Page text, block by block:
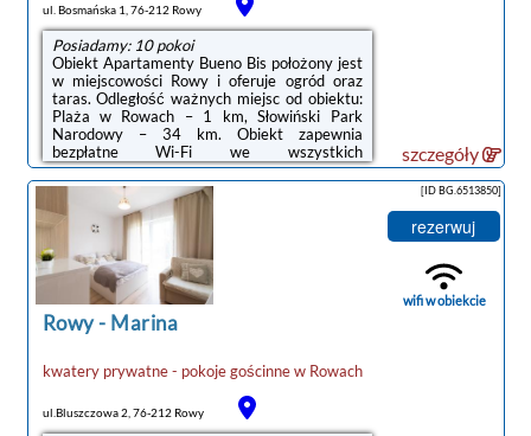
ul. Bosmańska 1, 76-212 Rowy
Posiadamy: 10 pokoi
Obiekt Apartamenty Bueno Bis położony jest
w miejscowości Rowy i oferuje ogród oraz
taras. Odległość ważnych miejsc od obiektu:
Plaża w Rowach – 1 km, Słowiński Park
Narodowy – 34 km. Obiekt zapewnia
bezpłatne Wi-Fi we wszystkich
pomieszczeniach. Na terenie obiektu
dostępny jest też prywatny
parking.Odległość ważnych miejsc od
obiektu: Promenada w Ustce – 23 km,
Latarnia morska w Ustce – 24 km. Lotnisko
Lotnisko Gdańsk-Rębiechowo znajduje się
134 km od obiektu.Doba hotelowa od godziny
14:00 do 10:00.W obiekcie obowiązuje zakaz
organizowania wieczorów panieńskich, ...
szczegóły
Rowy- Marina
kwatery prywatne - pokoje gościnnew Rowach
ul.Bluszczowa 2, 76-212 Rowy
[ID BG.6513850]
rezerwuj
wifi w obiekcie